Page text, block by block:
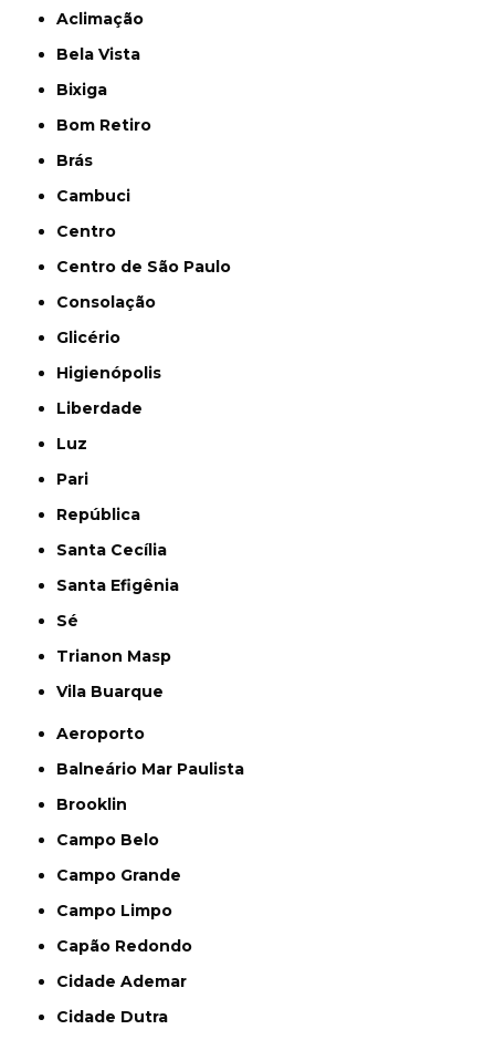
Aclimação
Bela Vista
Bixiga
Bom Retiro
Brás
Cambuci
Centro
Centro de São Paulo
Consolação
Glicério
Higienópolis
Liberdade
Luz
Pari
República
Santa Cecília
Santa Efigênia
Sé
Trianon Masp
Vila Buarque
Aeroporto
Balneário Mar Paulista
Brooklin
Campo Belo
Campo Grande
Campo Limpo
Capão Redondo
Cidade Ademar
Cidade Dutra